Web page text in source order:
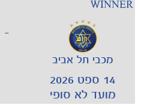
WINNER
מכבי תל אביב
-
14 ספט 2026
מועד לא סופי